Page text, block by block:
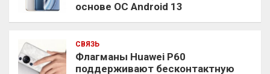
основе ОС Android 13
СВЯЗЬ
Флагманы Huawei P60
поддерживают бесконтактную